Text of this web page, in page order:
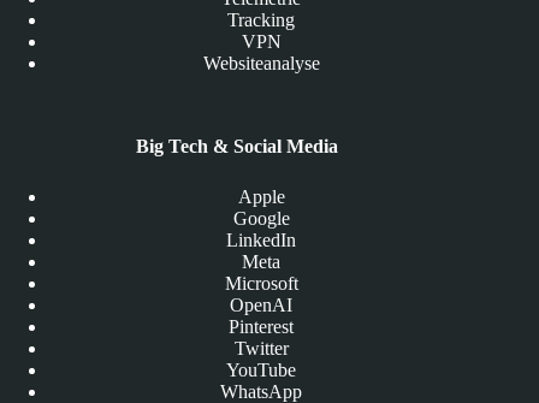
Tracking
VPN
Websiteanalyse
Big Tech & Social Media
Apple
Google
LinkedIn
Meta
Microsoft
OpenAI
Pinterest
Twitter
YouTube
WhatsApp